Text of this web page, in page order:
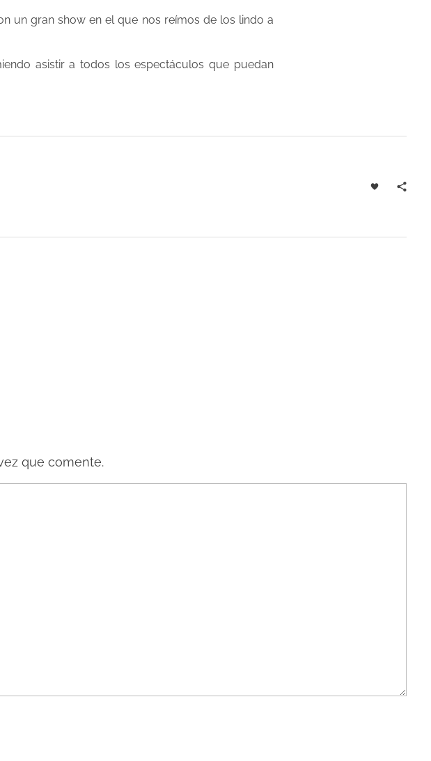
un gran show en el que nos reímos de los lindo a
asistir a todos los espectáculos que puedan
que comente.